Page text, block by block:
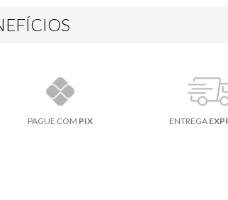
PAGUE COM PIX ENTREGA